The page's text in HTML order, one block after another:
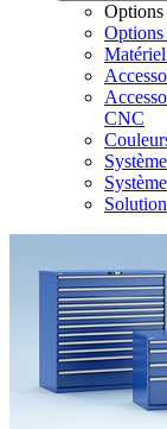
Options
Options
CNC